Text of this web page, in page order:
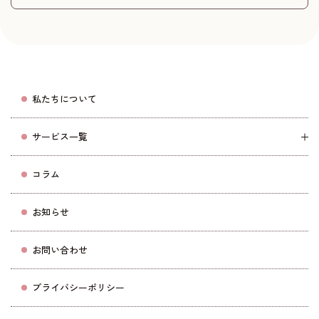
私たちについて
サービス一覧
コラム
お知らせ
お問い合わせ
プライバシーポリシー